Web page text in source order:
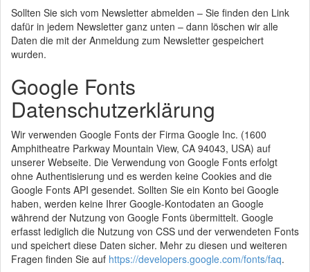
Sollten Sie sich vom Newsletter abmelden – Sie finden den Link
dafür in jedem Newsletter ganz unten – dann löschen wir alle
Daten die mit der Anmeldung zum Newsletter gespeichert
wurden.
Google Fonts
Datenschutzerklärung
Wir verwenden Google Fonts der Firma Google Inc. (1600
Amphitheatre Parkway Mountain View, CA 94043, USA) auf
unserer Webseite. Die Verwendung von Google Fonts erfolgt
ohne Authentisierung und es werden keine Cookies and die
Google Fonts API gesendet. Sollten Sie ein Konto bei Google
haben, werden keine Ihrer Google-Kontodaten an Google
während der Nutzung von Google Fonts übermittelt. Google
erfasst lediglich die Nutzung von CSS und der verwendeten Fonts
und speichert diese Daten sicher. Mehr zu diesen und weiteren
Fragen finden Sie auf https://developers.google.com/fonts/faq.